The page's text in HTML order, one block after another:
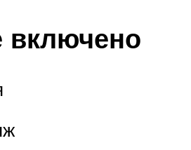
включено